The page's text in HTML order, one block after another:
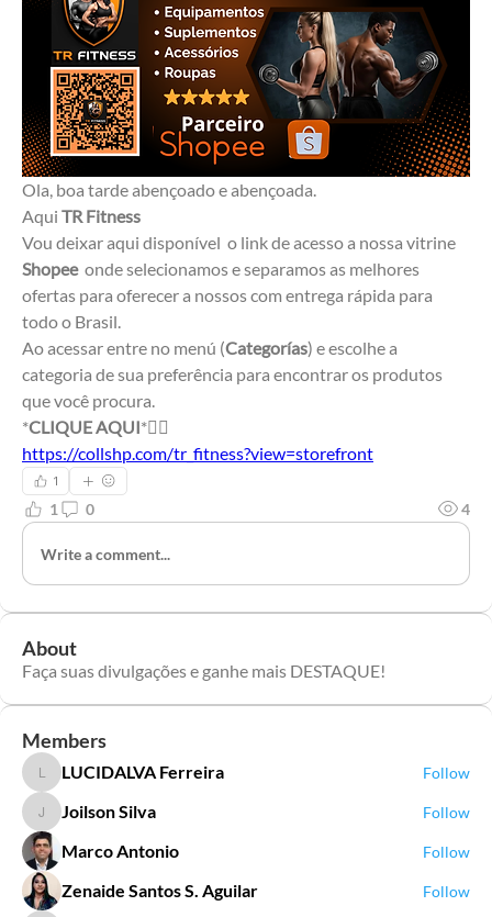
Ola, boa tarde abençoado e abençoada.
Aqui TR Fitness
Shopee
  onde selecionamos e separamos as melhores
ofertas para oferecer a nossos com entrega rápida para
todo o Brasil.
Ao acessar entre no menú (Categorías) e escolhe a
categoria de sua preferência para encontrar os produtos
que você procura.
*CLIQUEAQUI*👇🏼
https://collshp.com/tr_fitness?view=storefront
1
1 0 4
Write a comment...
About
Faça suas divulgações e ganhe mais DESTAQUE!
Members
LUCIDALVA Ferreira
LUCIDALVA Ferreira Follow
Joilson Silva
Joilson Silva Follow
Marco Antonio Follow
Zenaide Santos S. Aguilar Follow